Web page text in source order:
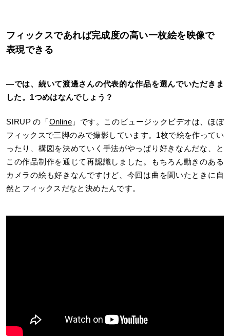
フィックスであれば完成度の高い一枚絵を映像で
表現できる
―では、続いて渡邊さんの代表的な作品を選んでいただきま
した。1つめはなんでしょう？
SIRUP の「Online」です。このビュージックビデオは、ほぼ
フィックスで三脚のみで撮影しています。1枚で絵を作ってい
ったり、構図を決めていく手法がやっぱり好きなんだな、と
この作品制作を通じて再認識しました。もちろん動きのある
カメラの絵も好きなんですけど、今回は曲を聞いたときに自
然とフィックスだなと決めたんです。